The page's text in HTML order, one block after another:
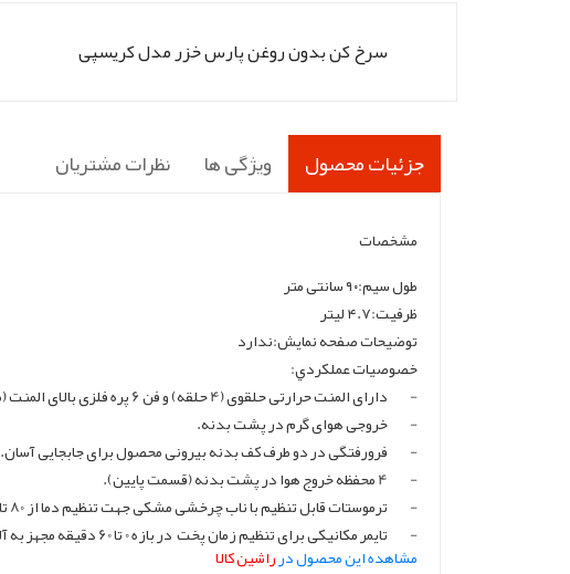
سرخ کن بدون روغن پارس خزر مدل کریسپی
جزئیات محصول ویژگی ها نظرات مشتریان
مشخصات
طول سیم:۹۰ سانتی متر
ظرفیت:۴.۷ لیتر
توضیحات صفحه نمایش:ندارد
خصوصيات عملكردي:
-
دارای المنت حرارتی حلقوی (4 حلقه) و فن 6 پره فلزی بالای المنت (مستقر در قسمت بالایی بدنه اصلی) برای کمک به گردش هوا.
-
خروجی هوای گرم در پشت بدنه.
-
فرورفتگی در دو طرف کف بدنه بیرونی محصول برای جابجایی آسان.
-
4 محفظه خروج هوا در پشت بدنه (قسمت پایین).
-
ترموستات قابل تنظیم با ناب چرخشی مشکی جهت تنظیم دما از 80 تا 200 درجه سانتیگراد (اعداد80، 120 ،160 و200 بر روی ولوم چاپ شده است).
-
تایمر مکانیکی برای تنظیم زمان پختدر بازه 0 تا 60 دقیقه مجهز به آلارم صوتی (
مشاهده این محصول درراشین کالا